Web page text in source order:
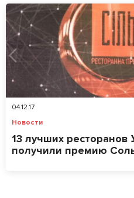
04.12.17
Новости
13 лучших ресторанов
получили премию